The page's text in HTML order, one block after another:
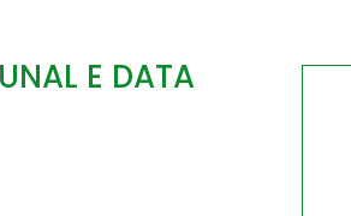
E DATA